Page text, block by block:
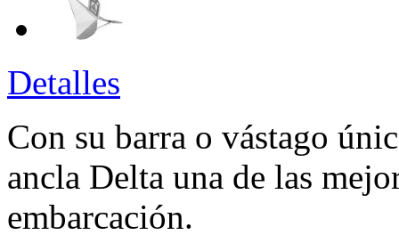
Detalles
Con su barra o vástago
ancla Delta una de las
embarcación.